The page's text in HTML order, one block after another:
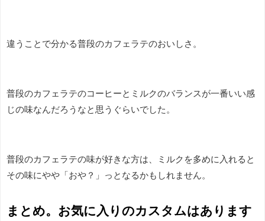
違うことで分かる普段のカフェラテのおいしさ。
普段のカフェラテのコーヒーとミルクのバランスが一番いい感
じの味なんだろうなと思うぐらいでした。
普段のカフェラテの味が好きな方は、ミルクを多めに入れると
その味にやや「おや？」っとなるかもしれません。
まとめ。お気に入りのカスタムはあります